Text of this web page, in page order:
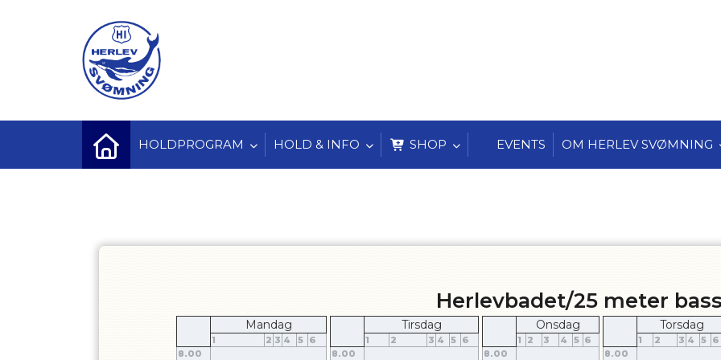
HOLDPROGRAM HOLD & INFO SHOP EVENTS OM HERLEV SVØMNING
Herlevbadet/25 meter
Mandag
1 2 3 4 5 6
8.00
Tirsdag
1 2 3 4 5 6
8.00
Onsdag
1 2 3 4 5 6
8.00
Torsdag
1 2 3 4 5 6
8.00